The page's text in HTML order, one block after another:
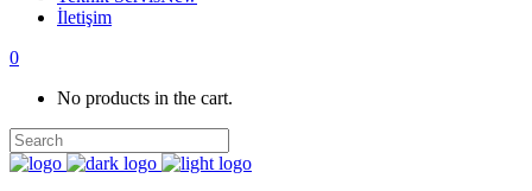
İletişim
0
No products in the cart.